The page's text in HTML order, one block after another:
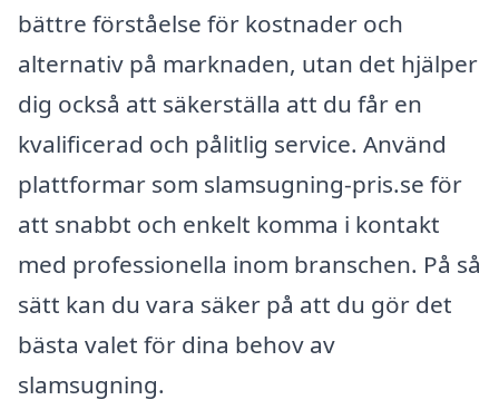
bättre förståelse för kostnader och
alternativ på marknaden, utan det hjälper
dig också att säkerställa att du får en
kvalificerad och pålitlig service. Använd
plattformar som slamsugning-pris.se för
att snabbt och enkelt komma i kontakt
med professionella inom branschen. På så
sätt kan du vara säker på att du gör det
bästa valet för dina behov av
slamsugning.